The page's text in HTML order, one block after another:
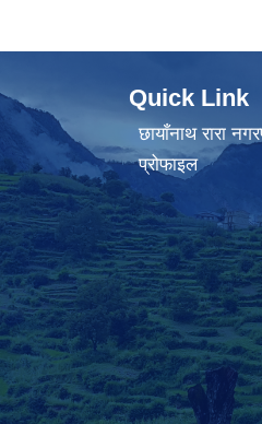
Quick Link
छायाँनाथ रारा
प्रोफाइल